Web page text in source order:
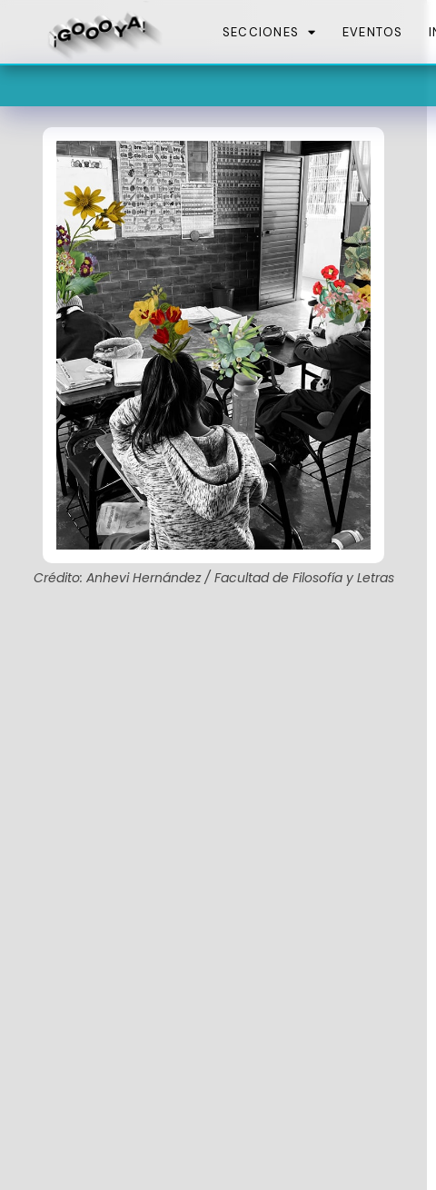
SECCIONES EVENTOS
En estas
Crédito: Anhevi Hernández / Facultad de Filosofía y Letras